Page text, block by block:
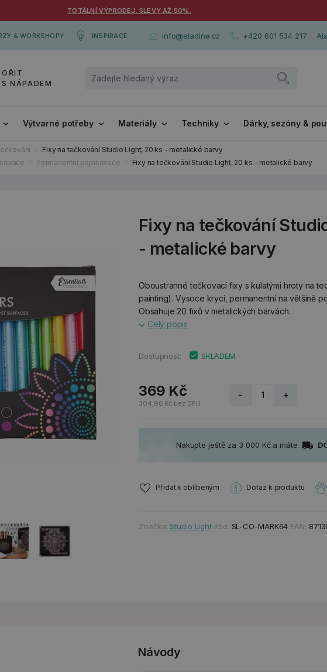
TOTÁLNÍ VÝPRODEJ. SLEVY AŽ 50%.
& WORKSHOPY INSPIRACE info@aladine.cz +420 601 534 217
NÁPADEM
Výtvarné potřeby Materiály Techniky Dárky, sezóny &
Fixy na tečkování Studio Light, 20 ks - metalické barvy
Permanentní popisovače Fixy na tečkování Studio Light, 20 ks - metalické barvy
Fixy na tečkování
- metalické barvy
Oboustranné tečkovací fixy s kulatými hroty na
painting). Vysoce krycí, permanentní na většině
Obsahuje 20 fixů v metalických barvách.
Celý popis
Dostupnost: SKLADEM
369 Kč
304,96 Kč bez DPH
- +
Nakupte ještě za 3 000 Kč a máte
Přidat k oblíbeným Dotaz k produktu
Značka: Studio Light Kód: SL-CO-MARK64 EAN:
Návody